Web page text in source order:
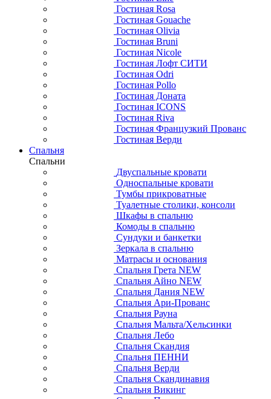
Гостиная Rosa
Гостиная Gouache
Гостиная Olivia
Гостиная Bruni
Гостиная Nicole
Гостиная Лофт СИТИ
Гостиная Odri
Гостиная Pollo
Гостиная Доната
Гостиная ICONS
Гостиная Riva
Гостиная Французкий Прованс
Гостиная Верди
Спальня
Спальни
Двуспальные кровати
Односпальные кровати
Тумбы прикроватные
Туалетные столики, консоли
Шкафы в спальню
Комоды в спальню
Сундуки и банкетки
Зеркала в спальню
Матрасы и основания
Спальня Грета NEW
Спальня Айно NEW
Спальня Дания NEW
Спальня Ари-Прованс
Спальня Рауна
Спальня Мальта/Хельсинки
Спальня Лебо
Спальня Скандия
Спальня ПЕННИ
Спальня Верди
Спальня Скандинавия
Спальня Викинг